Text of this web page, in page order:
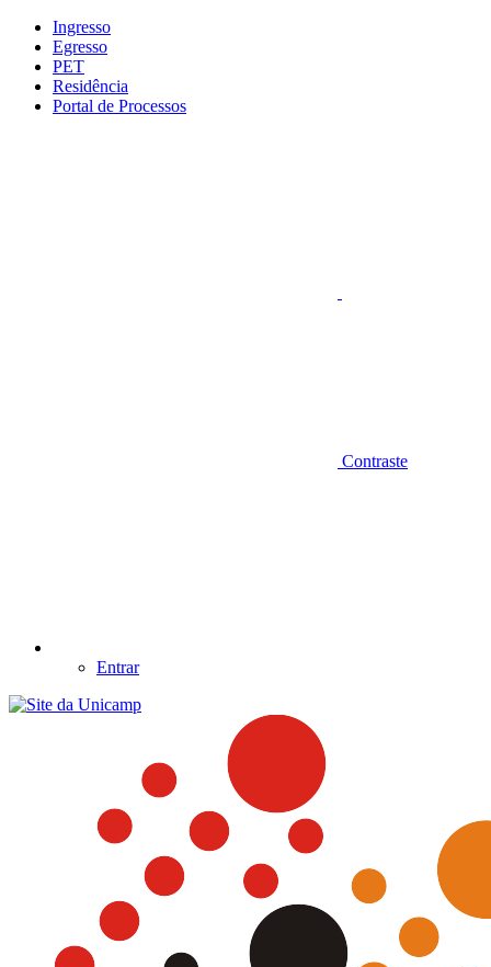
Conteúdo principal
Ingresso
Egresso
PET
Residência
Portal de Processos
Contraste
Entrar